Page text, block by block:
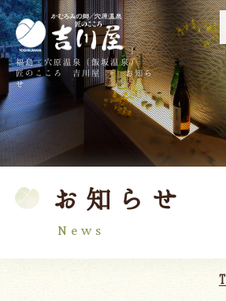
福島・穴原温泉（飯坂温泉）
匠のこころ 吉川屋 - お知ら
せ
お知らせ
News
! 吉川屋のコロナウイルス感
TOP 吉川
温泉 客室
料理
館内